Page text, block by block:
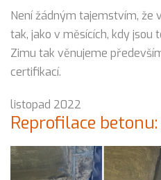
Není žádným tajemstvím, že
tak, jako v měsících, kdy jsou
Zimu tak věnujeme
certifikací.
listopad 2022
Reprofilace